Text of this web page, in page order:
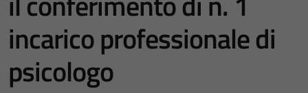
incarico professionale di
psicologo